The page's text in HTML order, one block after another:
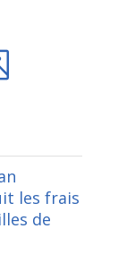
les frais
de